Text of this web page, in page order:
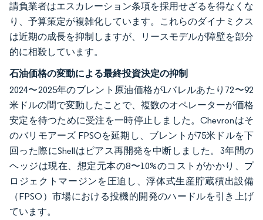
請負業者はエスカレーション条項を採用せざるを得なくな
り、予算策定が複雑化しています。これらのダイナミクス
は近期の成長を抑制しますが、リースモデルが障壁を部分
的に相殺しています。
石油価格の変動による最終投資決定の抑制
2024〜2025年のブレント原油価格が1バレルあたり72〜92
米ドルの間で変動したことで、複数のオペレーターが価格
安定を待つために受注を一時停止しました。Chevronはそ
のバリモアーズ FPSOを延期し、ブレントが75米ドルを下
回った際にShellはピアス再開発を中断しました。3年間の
ヘッジは現在、想定元本の8〜10%のコストがかかり、プ
ロジェクトマージンを圧迫し、浮体式生産貯蔵積出設備
（FPSO）市場における投機的開発のハードルを引き上げ
ています。